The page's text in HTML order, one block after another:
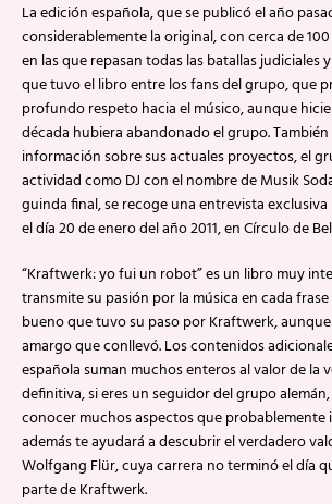
La edición española, que se publicó el año
considerablemente la original, con cerca de
en las que repasan todas las batallas judiciales
que tuvo el libro entre los fans del grupo, que
profundo respeto hacia el músico, aunque
década hubiera abandonado el grupo.
información sobre sus actuales proyectos, el
actividad como DJ con el nombre de Musik
guinda final, se recoge una entrevista
el día 20 de enero del año 2011, en Círculo de
“Kraftwerk: yo fui un robot” es un libro muy
transmite su pasión por la música en cada
bueno que tuvo su paso por Kraftwerk,
amargo que conllevó. Los contenidos
española suman muchos enteros al valor de la
definitiva, si eres un seguidor del grupo
conocer muchos aspectos que probablemente
además te ayudará a descubrir el verdadero
Wolfgang Flür, cuya carrera no terminó el día
parte de Kraftwerk.